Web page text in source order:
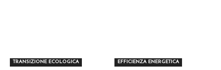
TRANSIZIONE ECOLOGICA EFFICIENZA ENERGETICA